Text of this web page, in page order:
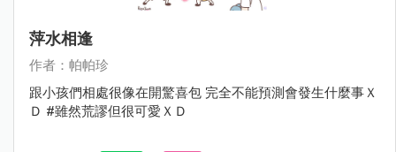
萍水相逢
作者：帕帕珍
跟小孩們相處很像在開驚喜包 完全不能預測會發生什麼事Ｘ
Ｄ #雖然荒謬但很可愛ＸＤ